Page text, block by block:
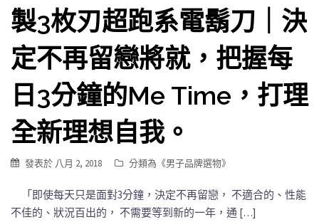
製3枚刃超跑系電鬍刀｜決
定不再留戀將就，把握每
日3分鐘的Me Time，打理
全新理想自我。
發表於 八月 2, 2018 分類為《男子品牌選物》
「即使每天只是面對3分鐘，決定不再留戀， 不適合的、性能
不佳的、狀況百出的， 不需要等到新的一年，通 […]